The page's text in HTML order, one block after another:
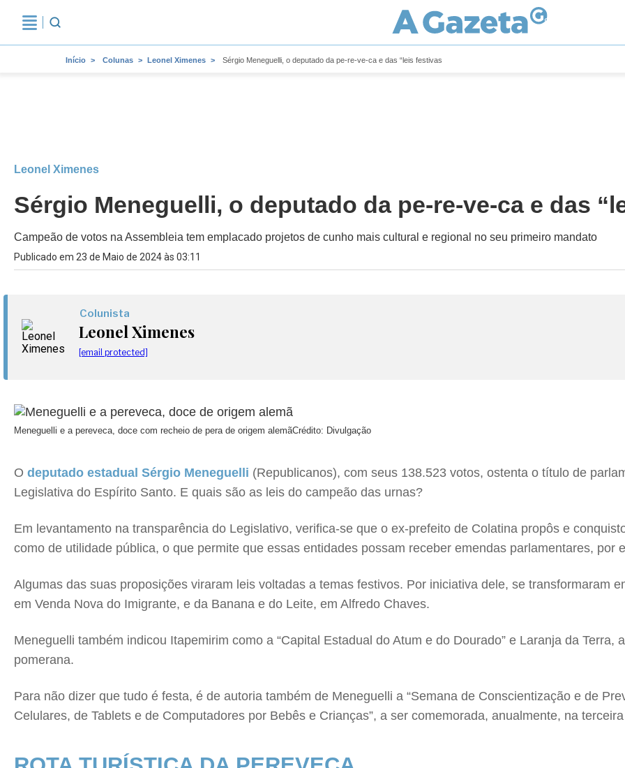
Início Colunas Leonel Ximenes Sérgio Meneguelli, o deputado da pe-re-ve-ca e das “leis festivas
Leonel Ximenes
Sérgio Meneguelli, o deputado da pe-re-ve-ca e das
Campeão de votos na Assembleia tem emplacado projetos de cunho mais cultural e regional no seu primeiro mandato
Publicado em 23 de Maio de 2024 às 03:11
Colunista
Leonel Ximenes
[email protected]
Meneguelli e a pereveca, doce com recheio de pera de origem alemãCrédito: Divulgação
O deputado estadual Sérgio Meneguelli (Republicanos), com seus 138.523 votos, ostenta o título de
Legislativa do Espírito Santo. E quais são as leis do campeão das urnas?
Em levantamento na transparência do Legislativo, verifica-se que o ex-prefeito de Colatina propôs e
como de utilidade pública, o que permite que essas entidades possam receber emendas parlamentares, por
Algumas das suas proposições viraram leis voltadas a temas festivos. Por iniciativa dele, se transformaram
em Venda Nova do Imigrante, e da Banana e do Leite, em Alfredo Chaves.
Meneguelli também indicou Itapemirim como a “Capital Estadual do Atum e do Dourado” e Laranja da Terra,
pomerana.
Para não dizer que tudo é festa, é de autoria também de Meneguelli a “Semana de Conscientização e de
Celulares, de Tablets e de Computadores por Bebês e Crianças”, a ser comemorada, anualmente, na